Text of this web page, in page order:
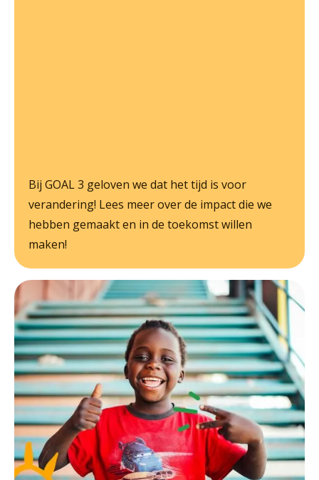
Bij GOAL 3 geloven we dat het tijd is voor
verandering! Lees meer over de impact die we
hebben gemaakt en in de toekomst willen
maken!